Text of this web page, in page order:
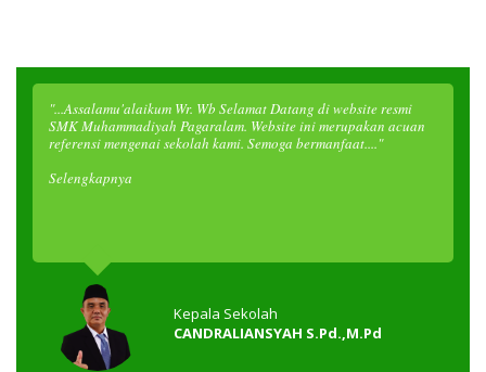
"...Assalamu'alaikum Wr. Wb Selamat Datang di website resmi
SMK Muhammadiyah Pagaralam. Website ini merupakan acuan
referensi mengenai sekolah kami. Semoga bermanfaat...."
Selengkapnya
Kepala Sekolah
CANDRALIANSYAH S.Pd.,M.Pd